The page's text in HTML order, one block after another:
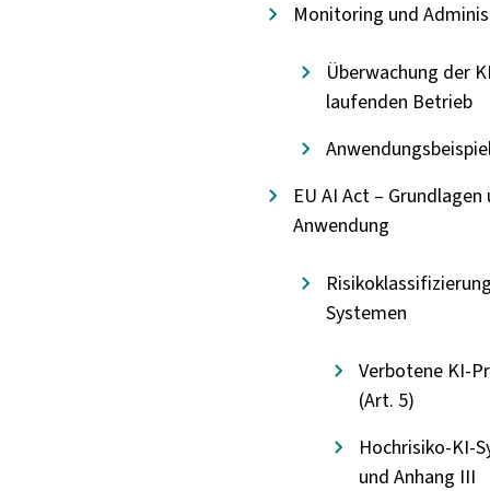
Monitoring und
Überwachung der
laufenden Betrieb
EU AI Act – Grundlagen
Anwendung
Systemen
Verbotene KI-
(Art. 5)
Hochrisiko-KI-
und Anhang III